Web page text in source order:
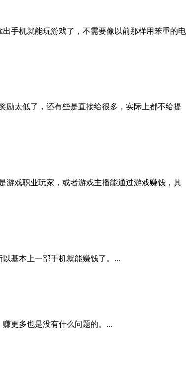
手机就能玩游戏了，不需要像以前那样用笨重的电
励太低了，还有些是直接给很多，实际上都不给提
游戏职业玩家，或者游戏主播能通过游戏赚钱，其
基本上一部手机就能赚钱了。...
更多也是没有什么问题的。...